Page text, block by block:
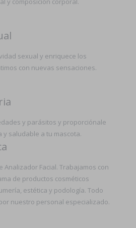
sexual y enriquece los
con nuevas sensaciones.
y parásitos y proporciónale
y saludable a tu mascota.
Analizador Facial. Trabajamos con
de productos cosméticos
estética y podología. Todo
nuestro personal especializado.